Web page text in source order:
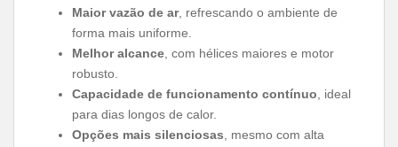
Maior vazão de ar, refrescando o ambiente de
forma mais uniforme.
Melhor alcance, com hélices maiores e motor
robusto.
Capacidade de funcionamento contínuo, ideal
para dias longos de calor.
Opções mais silenciosas, mesmo com alta